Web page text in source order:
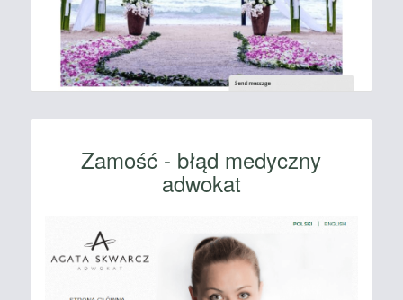
Zamość - błąd medyczny
adwokat